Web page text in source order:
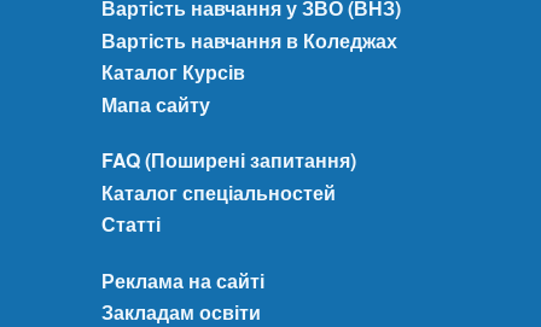
Вартість навчання у ЗВО (ВНЗ)
Вартість навчання в Коледжах
Каталог Курсів
Мапа сайту
FAQ (Поширені запитання)
Каталог спеціальностей
Статті
Реклама на сайті
Закладам освіти